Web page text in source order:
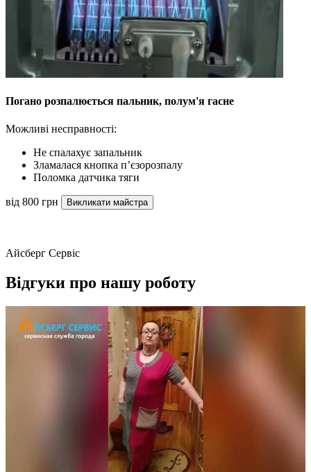
Погано розпалюється пальник, полум'я гасне
Можливі несправності:
Не спалахує запальник
Зламалася кнопка п’єзорозпалу
Поломка датчика тяги
від 800 грн Викликати майстра
Айсберг Сервіс
Відгуки про нашу роботу